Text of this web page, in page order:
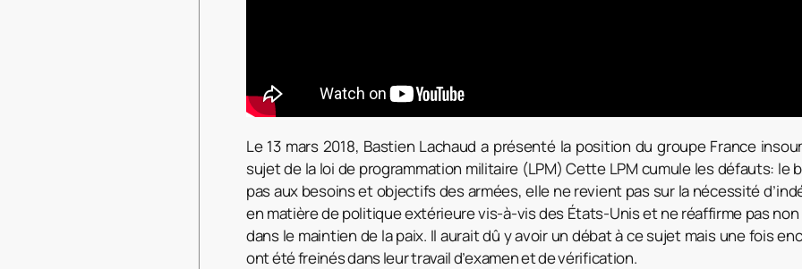
Le 13 mars 2018, Bastien Lachaud a présenté la position du groupe France
sujet de la loi de programmation militaire (LPM) Cette LPM cumule les défauts: le
pas aux besoins et objectifs des armées, elle ne revient pas sur la nécessité
en matière de politique extérieure vis-à-vis des États-Unis et ne réaffirme pas non
dans le maintien de la paix. Il aurait dû y avoir un débat à ce sujet mais une fois
ont été freinés dans leur travail d’examen et de vérification.